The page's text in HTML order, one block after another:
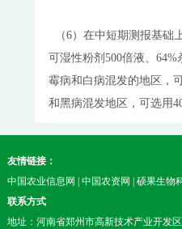
（6）在中短期测报基础
可湿性粉剂500倍液、
霉病和白病混发的地区，
和黑病混发地区，可选用
友情链接：
中国农业信息网
中国农资网
硕果生物
联系方式
地址：河南省郑州市高新技术产业开发